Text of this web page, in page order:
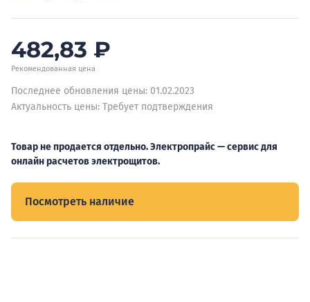
482,83 ₽
Рекомендованная цена
Последнее обновления цены: 01.02.2023
Актуальность цены: Требует подтверждения
Товар не продается отдельно. Электропрайс — сервис для
онлайн расчетов электрощитов.
Посмотреть наличие